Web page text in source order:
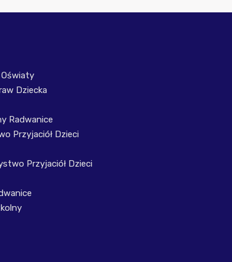
Dziecka
Radwanice
Przyjaciół Dzieci
Przyjaciół Dzieci